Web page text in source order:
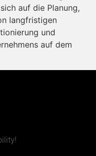
auf die Planung,
langfristigen
und
auf dem